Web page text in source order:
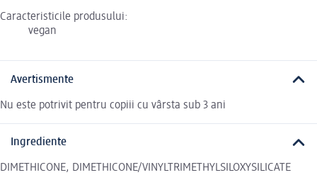
Caracteristicile produsului:
vegan
Avertismente
Nu este potrivit pentru copiii cu vârsta sub 3 ani
Ingrediente
DIMETHICONE, DIMETHICONE/VINYLTRIMETHYLSILOXYSILICATE